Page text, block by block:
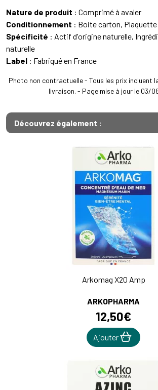
Nature de produit : Comprimé à avaler
Conditionnement : Boite carton,
Spécificité : Actif d'origine naturelle,
naturelle
Label : Fabriqué en France
Photo non contractuelle - Tous les prix incluent
livraison. - Page mise à jour le 03/
Découvrez également :
Arkomag X20 Amp
ARKOPHARMA
12,50€
Ajouter